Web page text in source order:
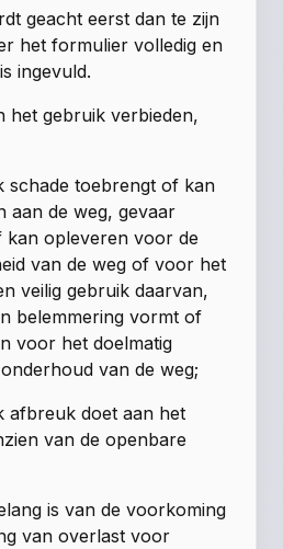
geacht eerst dan te zijn
het formulier volledig en
ingevuld.
het gebruik verbieden,
schade toebrengt of kan
aan de weg, gevaar
kan opleveren voor de
van de weg of voor het
veilig gebruik daarvan,
belemmering vormt of
voor het doelmatig
van de weg;
afbreuk doet aan het
van de openbare
is van de voorkoming
van overlast voor